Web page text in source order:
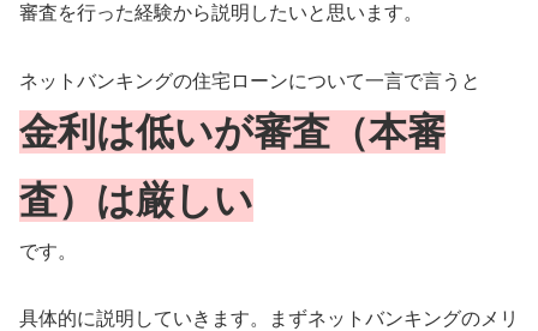
審査を行った経験から説明したいと思います。
ネットバンキングの住宅ローンについて一言で言うと
金利は低いが審査（本審
査）は厳しい
です。
具体的に説明していきます。まずネットバンキングのメリ